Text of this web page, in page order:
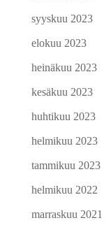
syyskuu 2023
elokuu 2023
heinäkuu 2023
kesäkuu 2023
huhtikuu 2023
helmikuu 2023
tammikuu 2023
helmikuu 2022
marraskuu 2021